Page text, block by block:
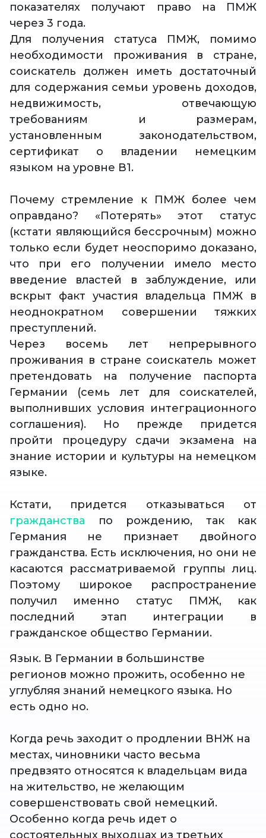
показателях получают право на ПМЖ
через 3 года.
Для получения статуса ПМЖ, помимо
необходимости проживания в стране,
соискатель должен иметь достаточный
для содержания семьи уровень доходов,
недвижимость, отвечающую
требованиям и размерам,
установленным законодательством,
сертификат о владении немецким
языком на уровне В1.
Почему стремление к ПМЖ более чем
оправдано? «Потерять» этот статус
(кстати являющийся бессрочным) можно
только если будет неоспоримо доказано,
что при его получении имело место
введение властей в заблуждение, или
вскрыт факт участия владельца ПМЖ в
неоднократном совершении тяжких
преступлений.
Через восемь лет непрерывного
проживания в стране соискатель может
претендовать на получение паспорта
Германии (семь лет для соискателей,
выполнивших условия интеграционного
соглашения). Но прежде придется
пройти процедуру сдачи экзамена на
знание истории и культуры на немецком
языке.
Кстати, придется отказываться от
гражданства по рождению, так как
Германия не признает двойного
гражданства. Есть исключения, но они не
касаются рассматриваемой группы лиц.
Поэтому широкое распространение
получил именно статус ПМЖ, как
последний этап интеграции в
гражданское общество Германии.
Язык. В Германии в большинстве
регионов можно прожить, особенно не
углубляя знаний немецкого языка. Но
есть одно но.
Когда речь заходит о продлении ВНЖ на
местах, чиновники часто весьма
предвзято относятся к владельцам вида
на жительство, не желающим
совершенствовать свой немецкий.
Особенно когда речь идет о
состоятельных выходцах из третьих